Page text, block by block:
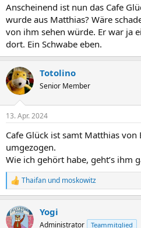
:
Anscheinend ist nun das Cafe
wurde aus Matthias? Wäre
von ihm sehen würde. Er war ja
dort. Ein Schwabe eben.
Totolino
Senior Member
13. Apr. 2024
Cafe Glück ist samt Matthias
umgezogen.
Wie ich gehört habe, geht’s ihm
R
e
k
t
Thaifan und moskowitz
Yogi
Administrator Teammitglied